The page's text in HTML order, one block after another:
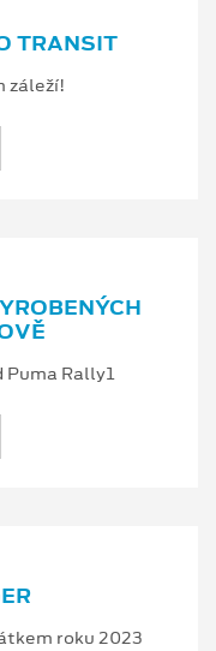
TRANSIT
záleží!
Puma Rally1
roku 2023